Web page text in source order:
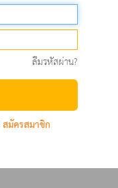
ลืมรหัสผ่าน?
สมัครสมาชิก